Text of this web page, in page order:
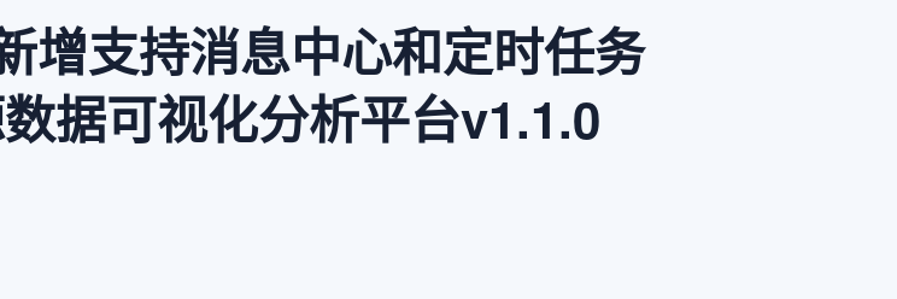
增支持消息中心和定时任务
据可视化分析平台v1.1.0